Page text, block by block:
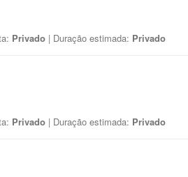
Privado | Duração estimada: Privado
Privado | Duração estimada: Privado